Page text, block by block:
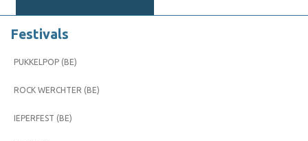
Festivals
PUKKELPOP (BE)
ROCK WERCHTER (BE)
IEPERFEST (BE)